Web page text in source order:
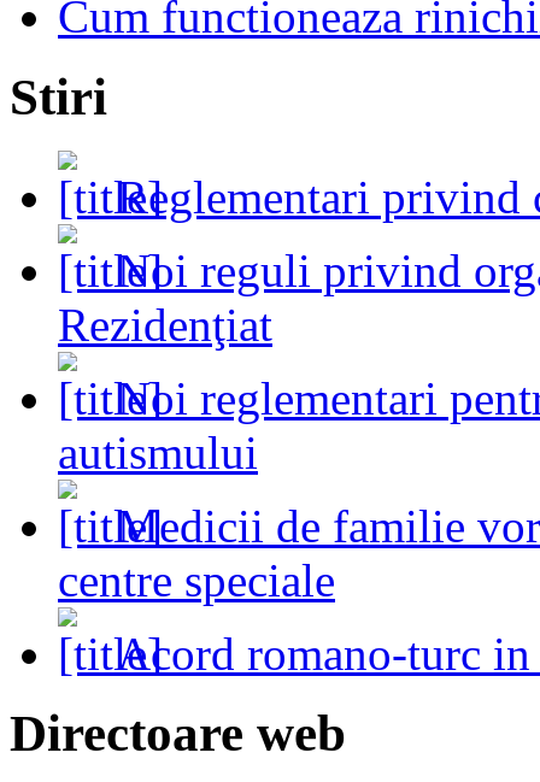
Cum functioneaza
Stiri
Reglementari privind
Noi reguli privind
Rezidenţiat
Noi reglementari
autismului
Medicii de familie vor
centre speciale
Acord romano-turc
Directoare web